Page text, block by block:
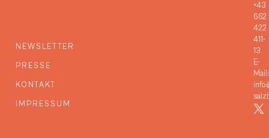
NEWSLETTER
PRESSE
KONTAKT
IMPRESSUM
+43
662
422
411-
13
E-
Mail: